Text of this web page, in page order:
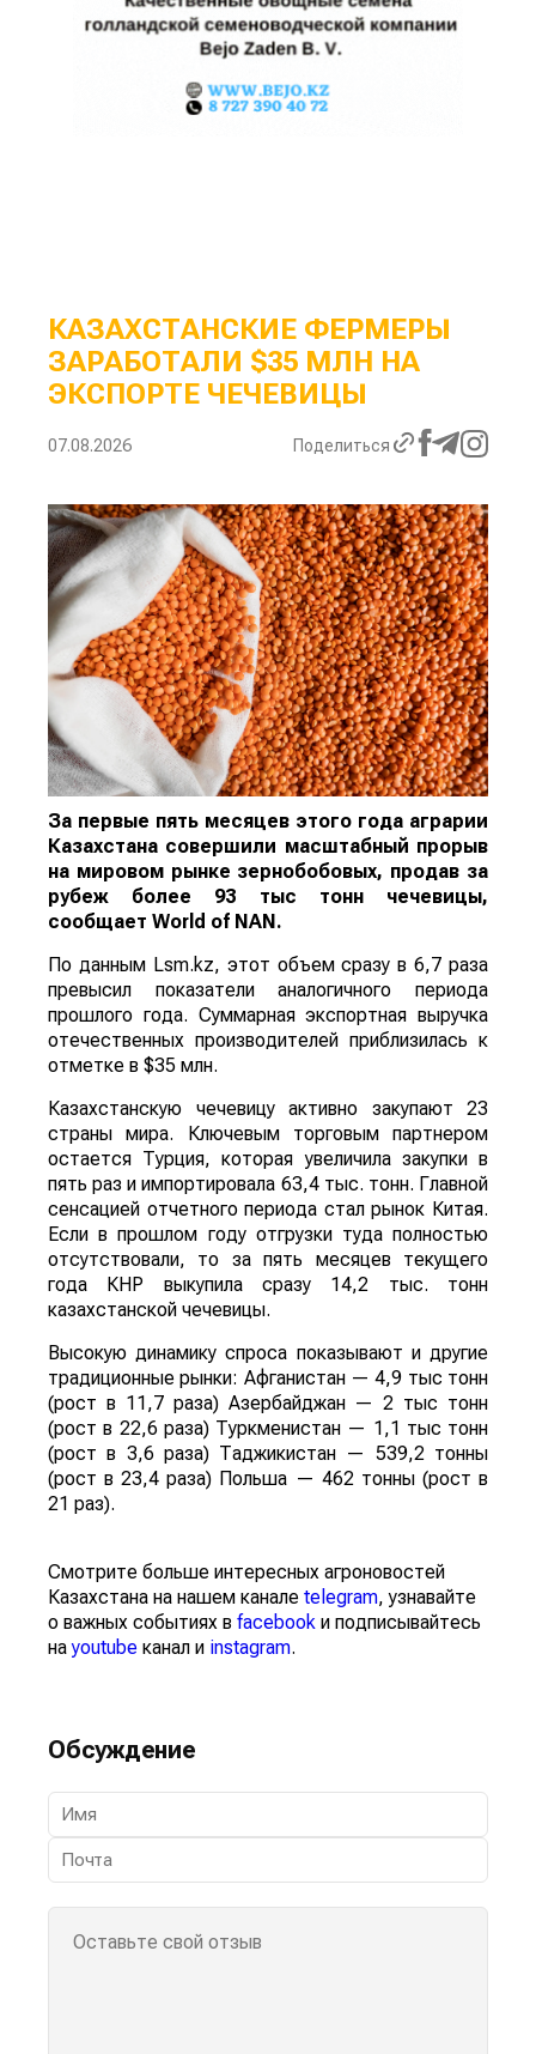
КАЗАХСТАНСКИЕ ФЕРМЕРЫ
ЗАРАБОТАЛИ $35 МЛН НА
ЭКСПОРТЕ ЧЕЧЕВИЦЫ
07.08.2026 Поделиться
За первые пять месяцев этого года аграрии
Казахстана совершили масштабный прорыв
на мировом рынке зернобобовых, продав за
рубеж более 93 тыс тонн чечевицы,
сообщает World of NAN .
По данным Lsm.kz, этот объем сразу в 6,7 раза
превысил показатели аналогичного периода
прошлого года. Суммарная экспортная выручка
отечественных производителей приблизилась к
отметке в $35 млн.
Казахстанскую чечевицу активно закупают 23
страны мира. Ключевым торговым партнером
остается Турция, которая увеличила закупки в
пять раз и импортировала 63,4 тыс. тонн. Главной
сенсацией отчетного периода стал рынок Китая.
Если в прошлом году отгрузки туда полностью
отсутствовали, то за пять месяцев текущего
года КНР выкупила сразу 14,2 тыс. тонн
казахстанской чечевицы.
Высокую динамику спроса показывают и другие
традиционные рынки: Афганистан — 4,9 тыс тонн
(рост в 11,7 раза) Азербайджан — 2 тыс тонн
(рост в 22,6 раза) Туркменистан — 1,1 тыс тонн
(рост в 3,6 раза) Таджикистан — 539,2 тонны
(рост в 23,4 раза) Польша — 462 тонны (рост в
21 раз).
Смотрите больше интересных агроновостей
Казахстана на нашем канале telegram, узнавайте
о важных событиях в facebook и подписывайтесь
наyoutube канал и instagram.
Обсуждение